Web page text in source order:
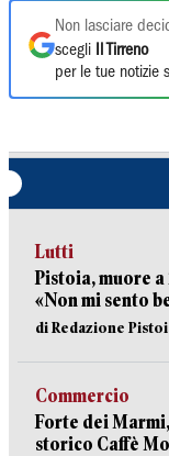
Non lasciare
scegli
Il Tirreno
per le tue notizie
Lutti
Pistoia, muore a
«Non mi sento
di Redazione
Commercio
Forte dei
storico Caffè